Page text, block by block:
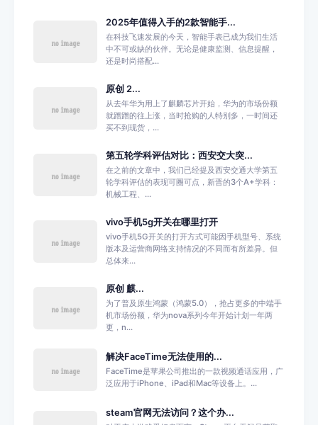
2025年值得入手的2款智能手...
在科技飞速发展的今天，智能手表已成为我们生活
中不可或缺的伙伴。无论是健康监测、信息提醒，
还是时尚搭配...
原创 2...
从去年华为用上了麒麟芯片开始，华为的市场份额
就蹭蹭的往上涨，当时抢购的人特别多，一时间还
买不到现货，...
第五轮学科评估对比：西安交大突...
在之前的文章中，我们已经提及西安交通大学第五
轮学科评估的表现可圈可点，新晋的3个A+学科：
机械工程、...
vivo手机5g开关在哪里打开
vivo手机5G开关的打开方式可能因手机型号、系统
版本及运营商网络支持情况的不同而有所差异。但
总体来...
原创 麒...
为了普及原生鸿蒙（鸿蒙5.0），抢占更多的中端手
机市场份额，华为nova系列今年开始计划一年两
更，n...
解决FaceTime无法使用的...
FaceTime是苹果公司推出的一款视频通话应用，广
泛应用于iPhone、iPad和Mac等设备上。...
steam官网无法访问？这个办...